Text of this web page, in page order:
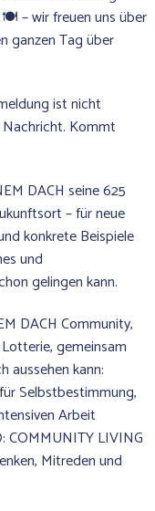
– wir freuen uns über
ganzen Tag über
ist nicht
Kommt
DACH seine 625
– für neue
konkrete Beispiele
und
gelingen kann.
DACH Community,
gemeinsam
aussehen kann:
Selbstbestimmung,
Arbeit
COMMUNITY LIVING
Mitreden und